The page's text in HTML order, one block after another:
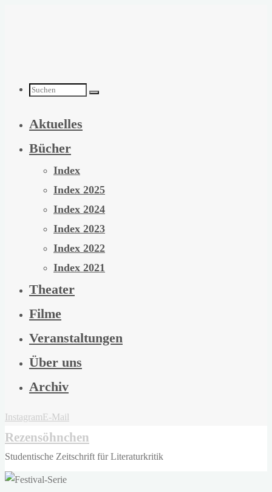
Suchen
nach:
Aktuelles
Bücher
Index
Index 2025
Index 2024
Index 2023
Index 2022
Index 2021
Theater
Filme
Veranstaltungen
Über uns
Archiv
InstagramE-Mail
Rezensöhnchen
Studentische Zeitschrift für Literaturkritik